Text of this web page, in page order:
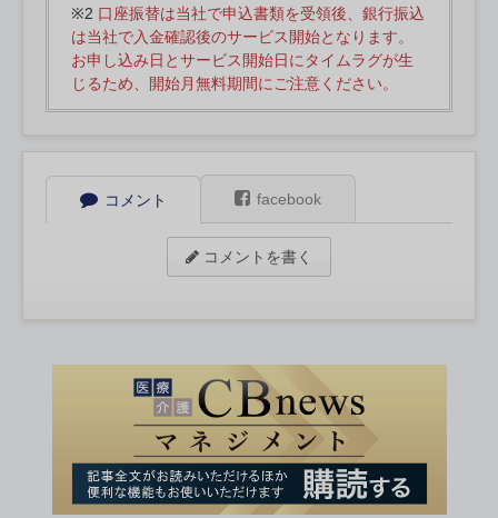
※2 口座振替は当社で申込書類を受領後、銀行振込
は当社で入金確認後のサービス開始となります。
お申し込み日とサービス開始日にタイムラグが生
じるため、開始月無料期間にご注意ください。
コメント facebook
コメントを書く